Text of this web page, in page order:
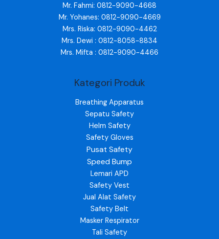
Mr. Fahmi: 0812-9090-4668
Mr. Yohanes: 0812-9090-4669
Mrs. Riska: 0812-9090-4462
Mrs. Dewi : 0812-8058-8834
Mrs. Mifta : 0812-9090-4466
Kategori Produk
Breathing Apparatus
Sepatu Safety
Helm Safety
Safety Gloves
Pusat Safety
Speed Bump
Lemari APD
Safety Vest
Jual Alat Safety
Safety Belt
Masker Respirator
Tali Safety